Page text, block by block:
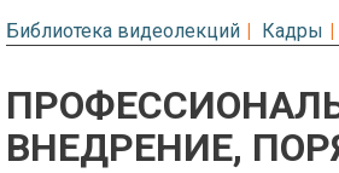
Библиотека видеолекций Кадры
ВНЕДРЕНИЕ,